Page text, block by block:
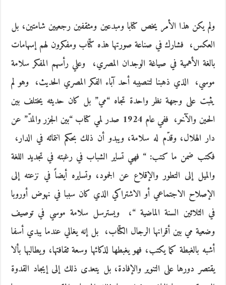
ولم‮ ‬يكن هذا الأمر‮ ‬يخص كتابا ومبدعين ومثقفين رجعيين شامتين، بل
العكس، ‮ ‬فشارك في صناعة صورتها هذه كتّاب ومفكرون لهم إسهامات
بالغة الأهمية في صياغة الوجدان المصري، ‮ ‬وعلي رأسهم المفكر سلامة
موسي، ‮ ‬الذي ذهبنا لتنصيبه أحد آباء الفكر المصري الحديث، ‮ ‬وهو لم‮
‬يثبت على وجهة نظر واحدة تجاه‮ “‬مي‮” ‬بل كان حديثه‮ ‬يختلف بين
الحين والآخر، ‮ ‬ففي عام‮ ‬1924‮ ‬صدر لمي كتاب‮ “‬بين الجزر والمدّ‮” ‬عن
‬فكتب ضمن ما كتب‮: “ ‬فهي تساير الشباب في رغبته في تجديد اللغة
والميل إلى التطور والإقلاع عن الجمود، وتسايره أيضاً في نزعته إلى
الإصلاح الاجتماعي أو الاشتراكي الذي كان سببا في نهوض أوروبا
في الثلاثين السنة الماضية‮ “‬، ‮ ‬ويسترسل سلامة موسي في توصيف
وضعية مي بين أقرانها الرجال الكتّاب، ‮ ‬بل إنه‮ ‬يغالي عندما‮ ‬يبدي أسفا
أشبه بالغبطة‮ ‬كما‮ ‬يكتب، فهو‮ ‬يغبطها لذكائها وسعة ثقافتها، ويطالبها بألا‮
‬يقتصر دورها على التنوير والإفادة، بل‮ ‬يتعدى ذلك إلى إيجاد القدوة